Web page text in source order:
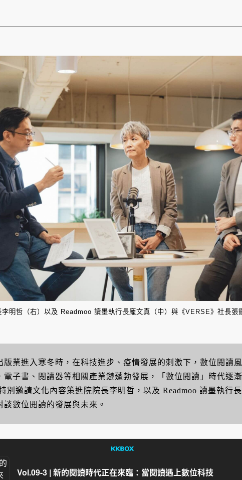
明哲（右）以及 Readmoo 讀墨執行長龐文真（中）與《VERSE》社長張
版業進入寒冬時，在科技進步、疫情發展的刺激下，數位閱讀
電子書、閱讀器等相關產業鏈蓬勃發展，「數位閱讀」時代逐
別邀請文化內容策進院院長李明哲，以及 Readmoo 讀墨執行
談數位閱讀的發展與未來。